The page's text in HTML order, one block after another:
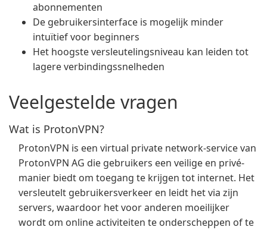
abonnementen
De gebruikersinterface is mogelijk minder
intuïtief voor beginners
Het hoogste versleutelingsniveau kan leiden tot
lagere verbindingssnelheden
Veelgestelde vragen
Wat is ProtonVPN?
ProtonVPN is een virtual private network-service van
ProtonVPN AG die gebruikers een veilige en privé-
manier biedt om toegang te krijgen tot internet. Het
versleutelt gebruikersverkeer en leidt het via zijn
servers, waardoor het voor anderen moeilijker
wordt om online activiteiten te onderscheppen of te